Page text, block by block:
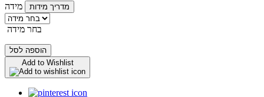
מידה
מדריך מידות
בחר מידה
הוספה לסל
Add to Wishlist